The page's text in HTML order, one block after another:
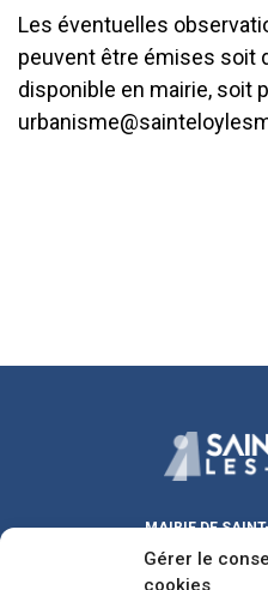
Gérer le
cookies
Les éventuelles
peuvent être émises soit
disponible en mairie, soit
MAIRIE DE
Place